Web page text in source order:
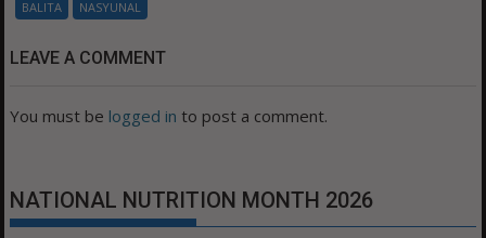
BALITA NASYUNAL
LEAVE A COMMENT
You must be logged in to post a comment.
NATIONAL NUTRITION MONTH 2026